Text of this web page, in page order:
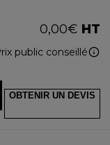
0,00€ HT
public conseillé
OBTENIR UN DEVIS